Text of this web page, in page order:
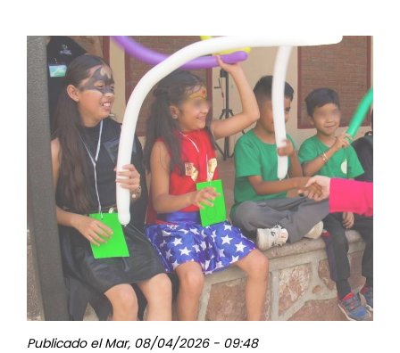
Publicado elMar, 08/04/2026 - 09:48